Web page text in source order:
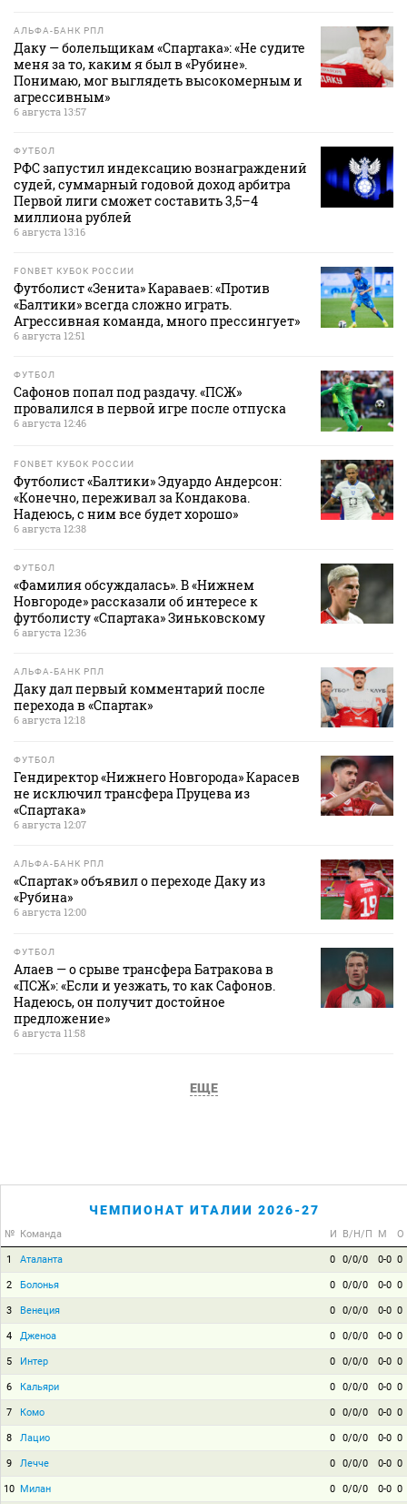
АЛЬФА-БАНК РПЛ
Даку — болельщикам «Спартака»: «Не судите
меня за то, каким я был в «Рубине».
Понимаю, мог выглядеть высокомерным и
агрессивным»
6 августа 13:57
ФУТБОЛ
РФС запустил индексацию вознаграждений
судей, суммарный годовой доход арбитра
Первой лиги сможет составить 3,5–4
миллиона рублей
6 августа 13:16
FONBET КУБОК РОССИИ
Футболист «Зенита» Караваев: «Против
«Балтики» всегда сложно играть.
Агрессивная команда, много прессингует»
6 августа 12:51
ФУТБОЛ
Сафонов попал под раздачу. «ПСЖ»
провалился в первой игре после отпуска
6 августа 12:46
FONBET КУБОК РОССИИ
Футболист «Балтики» Эдуардо Андерсон:
«Конечно, переживал за Кондакова.
Надеюсь, с ним все будет хорошо»
6 августа 12:38
ФУТБОЛ
«Фамилия обсуждалась». В «Нижнем
Новгороде» рассказали об интересе к
футболисту «Спартака» Зиньковскому
6 августа 12:36
АЛЬФА-БАНК РПЛ
Даку дал первый комментарий после
перехода в «Спартак»
6 августа 12:18
ФУТБОЛ
Гендиректор «Нижнего Новгорода» Карасев
не исключил трансфера Пруцева из
«Спартака»
6 августа 12:07
АЛЬФА-БАНК РПЛ
«Спартак» объявил о переходе Даку из
«Рубина»
6 августа 12:00
ФУТБОЛ
Алаев — о срыве трансфера Батракова в
«ПСЖ»: «Если и уезжать, то как Сафонов.
Надеюсь, он получит достойное
предложение»
6 августа 11:58
ЕЩЕ
ЧЕМПИОНАТ ИТАЛИИ 2026-27
№ Команда И В/Н/П М О
1 Аталанта 0 0/0/0 0-0 0
2 Болонья 0 0/0/0 0-0 0
3 Венеция 0 0/0/0 0-0 0
4 Дженоа 0 0/0/0 0-0 0
5 Интер 0 0/0/0 0-0 0
6 Кальяри 0 0/0/0 0-0 0
7 Комо 0 0/0/0 0-0 0
8 Лацио 0 0/0/0 0-0 0
9 Лечче 0 0/0/0 0-0 0
10 Милан 0 0/0/0 0-0 0